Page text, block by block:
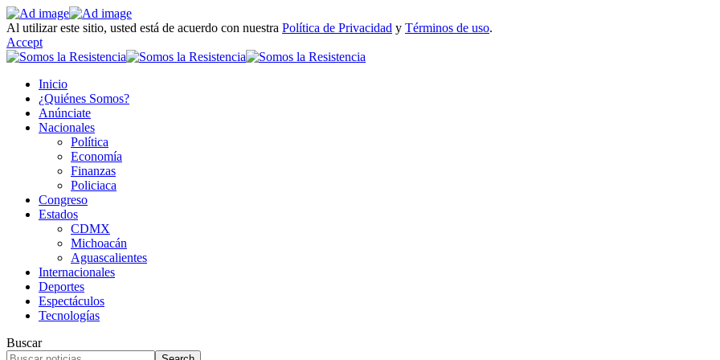
Al utilizar este sitio, usted está de acuerdo con nuestra Política de Privacidad y Términos de uso.
Accept
Inicio
¿Quiénes Somos?
Anúnciate
Nacionales
Política
Economía
Finanzas
Policiaca
Congreso
Estados
CDMX
Michoacán
Aguascalientes
Internacionales
Deportes
Espectáculos
Tecnologías
Buscar